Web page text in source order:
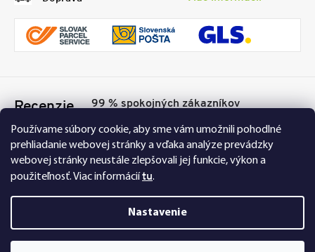
Používame súbory cookie, aby sme vám umožnili pohodlné
prehliadanie webovej stránky a vďaka analýze prevádzky
webovej stránky neustále zlepšovali jej funkcie, výkon a
použiteľnosť.Viac informáciítu.
Nastavenie
Recenzie 99 % spokojných zákazníkov